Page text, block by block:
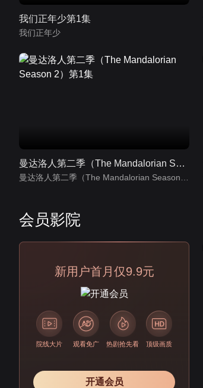
我们正年少第1集
我们正年少
曼达洛人第二季（The Mandalorian Season 2）第1集
会员影院
新用户首月仅9.9元
院线大片 观看免广 热剧抢先看 顶级画质
开通会员